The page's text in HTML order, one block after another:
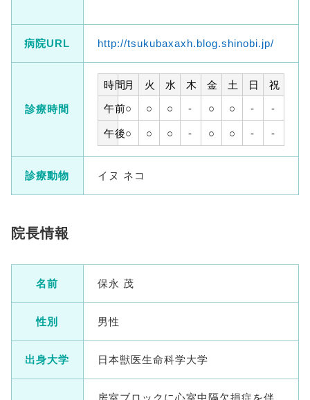
病院URL http://tsukubaxaxh.blog.shinobi.jp/
診療時間
時間月 火 水 木 金 土 日
祝
午前○ ○ ○ - ○ ○ - -
午後○ ○ ○ - ○ ○ - -
診療動物 イヌ ネコ
院長情報
名前 保永 茂
性別 男性
出身大学 日本獣医生命科学大学
房室ブロックに心室中隔欠損症を伴